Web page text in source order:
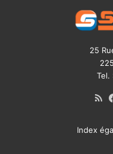
25
Tel.
Index